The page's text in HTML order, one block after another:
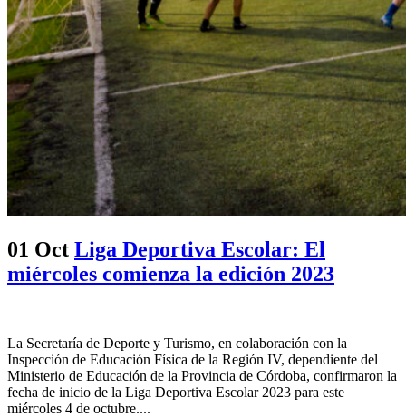
01 Oct Liga Deportiva Escolar: El
miércoles comienza la edición 2023
La Secretaría de Deporte y Turismo, en colaboración con la
Inspección de Educación Física de la Región IV, dependiente del
Ministerio de Educación de la Provincia de Córdoba, confirmaron la
fecha de inicio de la Liga Deportiva Escolar 2023 para este
miércoles 4 de octubre....